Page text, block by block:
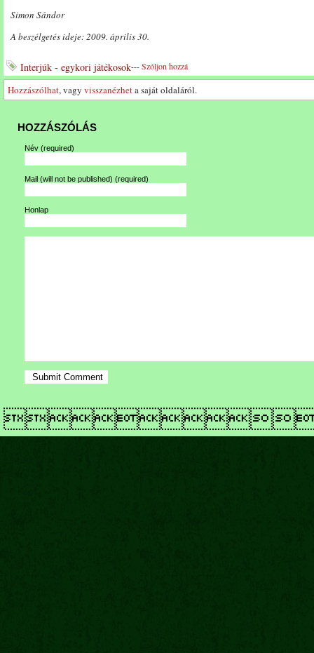
Simon Sándor
A beszélgetés ideje: 2009. április 30.
Interjúk - egykori játékosok---Szóljon hozzá
Hozzászólhat, vagy visszanézheta saját oldaláról.
HOZZÁSZÓLÁS
Név (required)
Mail (will not be published) (required)
Honlap